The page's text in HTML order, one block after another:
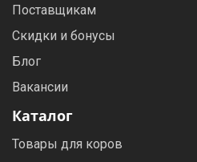
Поставщикам
Скидки и бонусы
Блог
Вакансии
Каталог
Товары для коров